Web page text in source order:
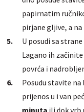
papirnatim
pirjane gljive, a
U posudi sa
Lagano ih
povrća i
Posudu stavite
prijenos u i van
minuta ili dok vrh